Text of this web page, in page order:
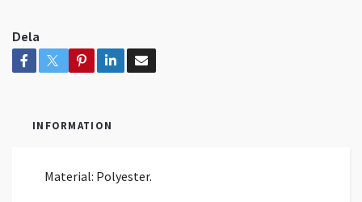
Dela
INFORMATION
Material: Polyester.